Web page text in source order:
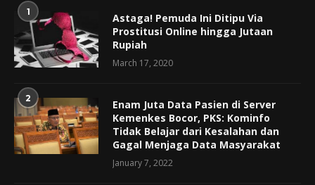
1
Astaga! Pemuda Ini Ditipu Via
Prostitusi Online hingga Jutaan
Rupiah
March 17, 2020
2
Enam Juta Data Pasien di Server
Kemenkes Bocor, PKS: Kominfo
Tidak Belajar dari Kesalahan dan
Gagal Menjaga Data Masyarakat
January 7, 2022